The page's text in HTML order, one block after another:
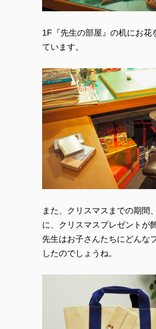
1F『先生の部屋』の机にお花
ています。
また、クリスマスまでの期間
に、クリスマスプレゼントが
先生はお子さんたちにどんな
したのでしょうね。